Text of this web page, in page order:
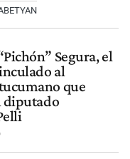
Segura, el
al
que
diputado